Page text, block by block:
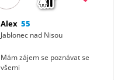
Alex 55
Jablonec nad Nisou
Mám zájem se poznávat se
všemi